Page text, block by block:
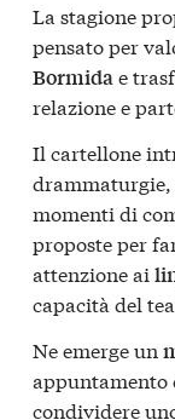
La stagione
pensato per
Bormidae
relazione e
Il cartellone
momenti di
proposte per
attenzione ai
capacità del
Ne emerge un
appuntamento
condividere